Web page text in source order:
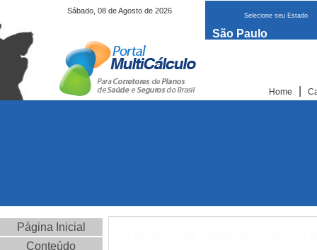
Selecione seu Estado
São Paulo
Home
Sábado, 08 de Agosto de 2026
Página Inicial
Conteúdo